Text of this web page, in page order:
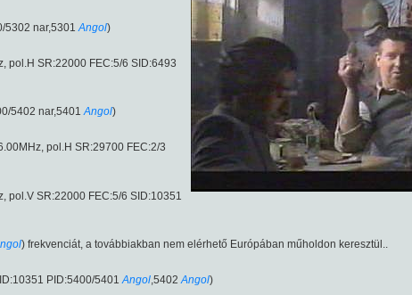
5302 nar,5301 Angol)
pol.H SR:22000 FEC:5/6 SID:6493
5402 nar,5401 Angol)
pol.H SR:29700 FEC:2/3
pol.V SR:22000 FEC:5/6 SID:10351
) frekvenciát, a továbbiakban nem elérhető Európában műholdon keresztül..
PID:5400/5401 Angol,5402 Angol)